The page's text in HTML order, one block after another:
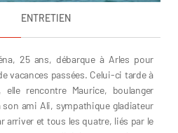
ENTRETIEN
25 ans, débarque à Arles pour
vacances passées. Celui-ci tarde à
elle rencontre Maurice, boulanger
ami Ali, sympathique gladiateur
arriver et tous les quatre, liés par le